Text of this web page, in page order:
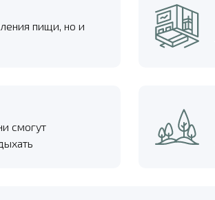
пищи, но и
смогут